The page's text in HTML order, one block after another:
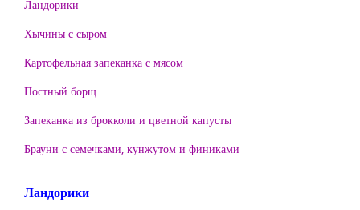
Ландорики
Хычины с сыром
Картофельная запеканка с мясом
Постный борщ
Запеканка из брокколи и цветной капусты
Брауни с семечками, кунжутом и финиками
Ландорики